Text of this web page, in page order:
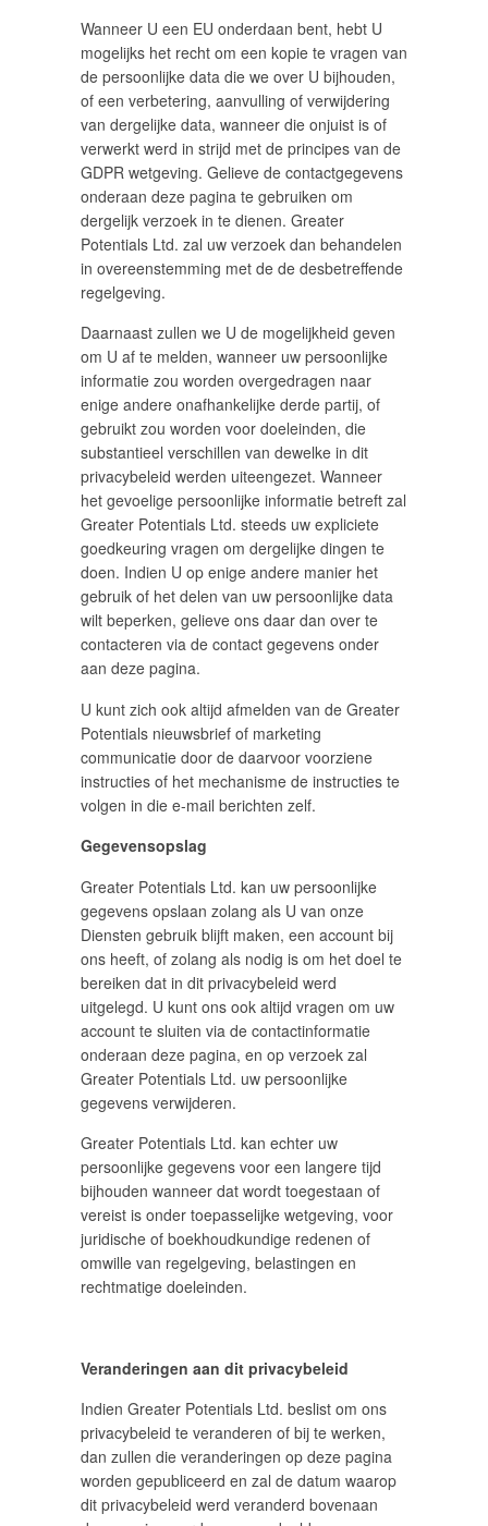
Wanneer U een EU onderdaan bent, hebt U
mogelijks het recht om een kopie te vragen van
de persoonlijke data die we over U bijhouden,
of een verbetering, aanvulling of verwijdering
van dergelijke data, wanneer die onjuist is of
verwerkt werd in strijd met de principes van de
GDPR wetgeving. Gelieve de contactgegevens
onderaan deze pagina te gebruiken om
dergelijk verzoek in te dienen. Greater
Potentials Ltd. zal uw verzoek dan behandelen
in overeenstemming met de de desbetreffende
regelgeving.
Daarnaast zullen we U de mogelijkheid geven
om U af te melden, wanneer uw persoonlijke
informatie zou worden overgedragen naar
enige andere onafhankelijke derde partij, of
gebruikt zou worden voor doeleinden, die
substantieel verschillen van dewelke in dit
privacybeleid werden uiteengezet. Wanneer
het gevoelige persoonlijke informatie betreft zal
Greater Potentials Ltd. steeds uw expliciete
goedkeuring vragen om dergelijke dingen te
doen. Indien U op enige andere manier het
gebruik of het delen van uw persoonlijke data
wilt beperken, gelieve ons daar dan over te
contacteren via de contact gegevens onder
aan deze pagina.
U kunt zich ook altijd afmelden van de Greater
Potentials nieuwsbrief of marketing
communicatie door de daarvoor voorziene
instructies of het mechanisme de instructies te
volgen in die e-mail berichten zelf.
Gegevensopslag
Greater Potentials Ltd. kan uw persoonlijke
gegevens opslaan zolang als U van onze
Diensten gebruik blijft maken, een account bij
ons heeft, of zolang als nodig is om het doel te
bereiken dat in dit privacybeleid werd
uitgelegd. U kunt ons ook altijd vragen om uw
account te sluiten via de contactinformatie
onderaan deze pagina, en op verzoek zal
Greater Potentials Ltd. uw persoonlijke
gegevens verwijderen.
Greater Potentials Ltd. kan echter uw
persoonlijke gegevens voor een langere tijd
bijhouden wanneer dat wordt toegestaan of
vereist is onder toepasselijke wetgeving, voor
juridische of boekhoudkundige redenen of
omwille van regelgeving, belastingen en
rechtmatige doeleinden.
Veranderingen aan dit privacybeleid
Indien Greater Potentials Ltd. beslist om ons
privacybeleid te veranderen of bij te werken,
dan zullen die veranderingen op deze pagina
worden gepubliceerd en zal de datum waarop
dit privacybeleid werd veranderd bovenaan